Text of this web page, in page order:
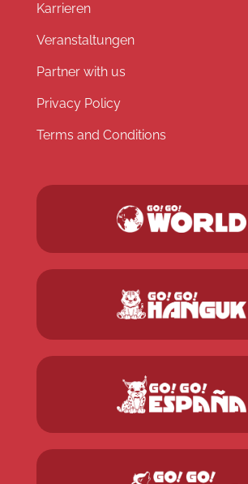
Karrieren
Veranstaltungen
Partner with us
Privacy Policy
Terms and Conditions